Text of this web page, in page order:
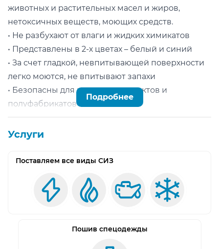
животных и растительных масел и жиров,
нетоксичных веществ, моющих средств.
• Не разбухают от влаги и жидких химикатов
• Представлены в 2-х цветах – белый и синий
• За счет гладкой, невпитывающей поверхности
легко моются, не впитывают запахи
• Безопасны для пищевых продуктов и
полуфабрикатов
растяжение до разрыва
• Устойчивы к пониженным до -60 гр. С и
• Нарукавники имеют длительный срок
эксплуатации и возможен ремонт повреждений
полиуретановыми и кольчужными фартуками
Подробнее
Услуги
Поставляем все виды СИЗ
Пошив спецодежды